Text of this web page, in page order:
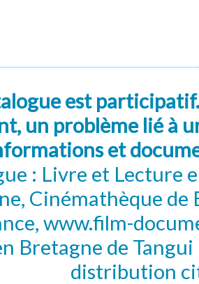
est
un problème lié à
et
: Livre et Lecture
Cinémathèque de
www.film-
Bretagne de
distribution